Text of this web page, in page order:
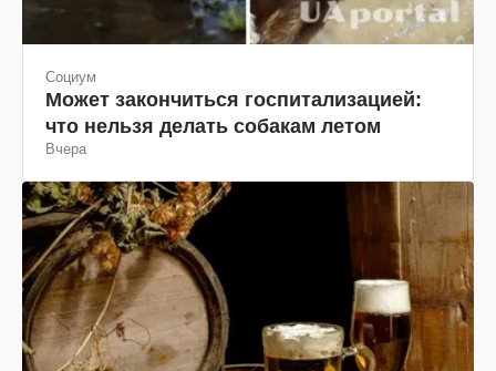
Социум
Может закончиться госпитализацией:
что нельзя делать собакам летом
Вчера